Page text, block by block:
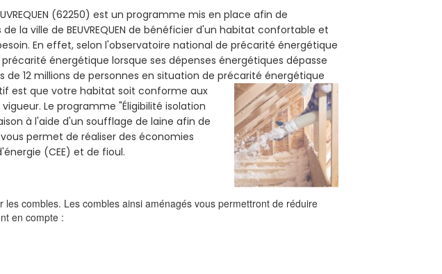
(62250) est un programme mis en place afin de
la ville de BEUVREQUEN de bénéficier d'un habitat confortable et
En effet, selon l'observatoire national de précarité énergétique
énergétique lorsque ses dépenses énergétiques dépasse
de 12 millions de personnes en situation de précarité énergétique
est que votre habitat soit conforme aux
Le programme "Éligibilité isolation
à l'aide d'un soufflage de laine afin de
permet de réaliser des économies
(CEE) et de fioul.
combles. Les combles ainsi aménagés vous permettront de réduire
en compte :